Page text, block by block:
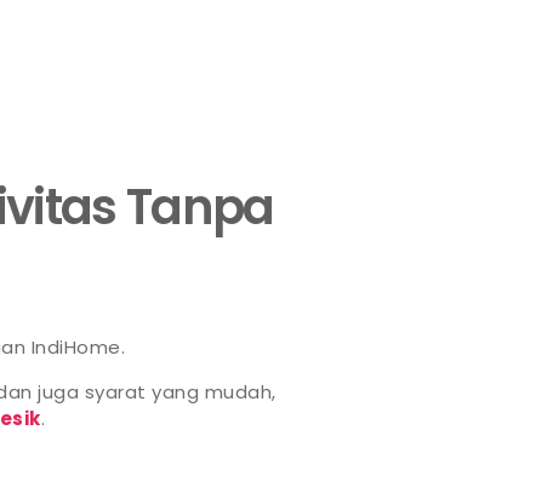
Tanpa
IndiHome.
juga syarat yang mudah,
.